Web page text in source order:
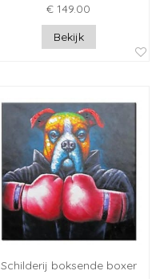
€ 149.00
Bekijk
Schilderij boksende boxer